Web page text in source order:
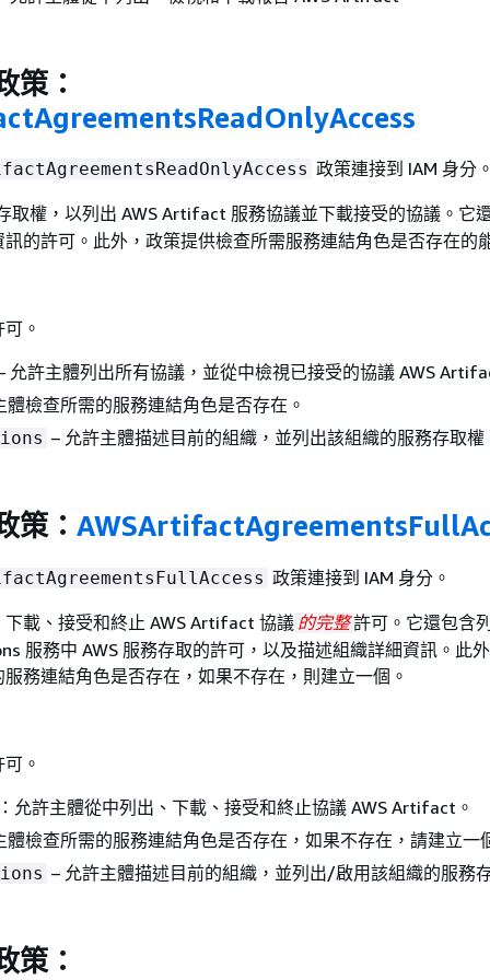
策：
政策連接到 IAM 身分
取權，以列出 AWS Artifact 服務協議並下載接受的協議。它
的許可。此外，政策提供檢查所需服務連結角色是否存在的
。
允許主體列出所有協議，並從中檢視已接受的協議 AWS
檢查所需的服務連結角色是否存在。
– 允許主體描述目前的組織，並列出該組織的服務存取權
策：
政策連接到 IAM 身分。
下載、接受和終止 AWS Artifact 協議 的完整許可。它還包含
服務中 AWS 服務存取的許可，以及描述組織詳細資訊。此
務連結角色是否存在，如果不存在，則建立一個。
。
允許主體從中列出、下載、接受和終止協議 AWS Artifact。
體檢查所需的服務連結角色是否存在，如果不存在，請建立一
– 允許主體描述目前的組織，並列出/啟用該組織的服務
策：